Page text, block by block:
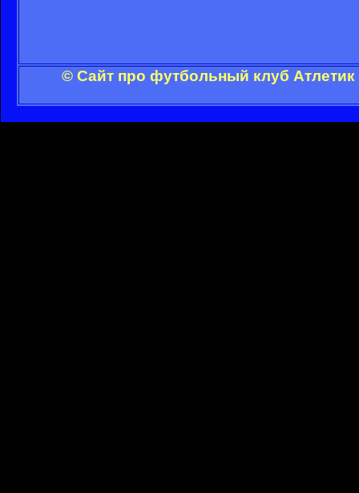
© Сайт про футбольный клуб